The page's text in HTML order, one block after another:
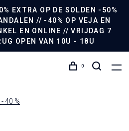
EXTRA OP DE SOLDEN -50%
// -40% OP VEJA EN
EN ONLINE // VRIJDAG 7
OPEN VAN 10U - 18U
0
- 40 %